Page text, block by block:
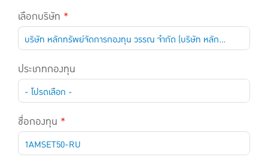
เลือกบริษัท *
บริษัท หลักทรัพย์จัดการกองทุน วรรณ จำกัด (บริษัท หลักทรัพย์จัดการกองทุน วรรณ จำกัด)
ประเภทกองทุน
- โปรดเลือก -
ชื่อกองทุน *
1AMSET50-RU